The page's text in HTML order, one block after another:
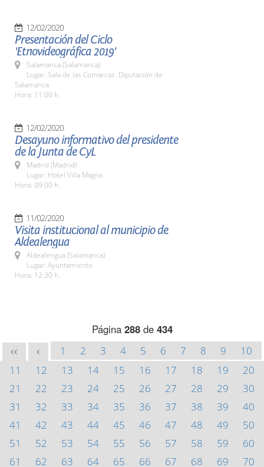
12/02/2020
Presentación del Ciclo
'Etnovideográfica 2019'
Salamanca (Salamanca)
Lugar: Sala de las Comarcas. Diputación de
Salamanca
Hora: 11:00 h.
12/02/2020
Desayuno informativo del presidente
de la Junta de CyL
Madrid (Madrid)
Lugar: Hotel Villa Magna
Hora: 09:00 h.
11/02/2020
Visita institucional al municipio de
Aldealengua
Aldealengua (Salamanca)
Lugar: Ayuntamiento
Hora: 12:30 h.
Página 288de 434
<< < 1 2 3 4 5 6 7 8 9
10
11
12 13 14 15 16 17 18 19
20
21
22 23 24 25 26 27 28 29
30
31
32 33 34 35 36 37 38 39
40
41
42 43 44 45 46 47 48 49
50
51
52 53 54 55 56 57 58 59
60
61
62 63 64 65 66 67 68 69
70